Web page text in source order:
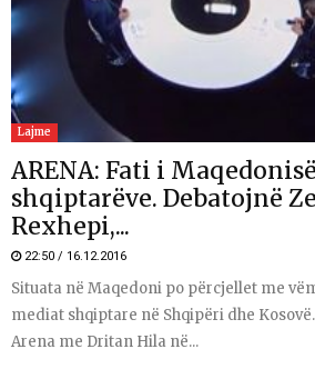
Lajme
ARENA: Fati i
shqiptarëve. Debatojnë
Rexhepi,...
22:50 / 16.12.2016
Situata në Maqedoni po përcjellet me
mediat shqiptare në Shqipëri dhe
Arena me Dritan Hila në...